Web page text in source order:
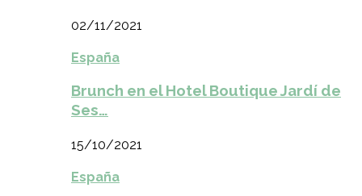
02/11/2021
España
Brunch en el Hotel Boutique Jardí de
Ses…
15/10/2021
España